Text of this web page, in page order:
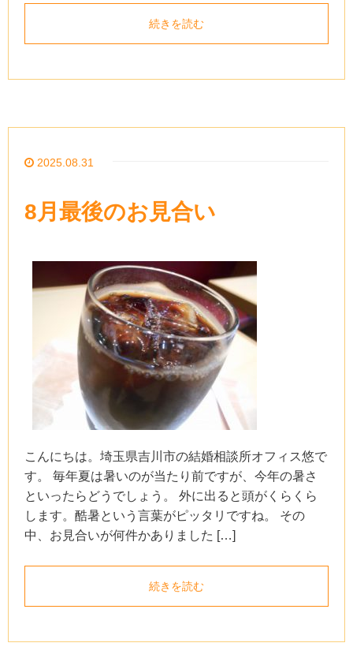
続きを読む
2025.08.31
8月最後のお見合い
こんにちは。埼玉県吉川市の結婚相談所オフィス悠で
す。 毎年夏は暑いのが当たり前ですが、今年の暑さ
といったらどうでしょう。 外に出ると頭がくらくら
します。酷暑という言葉がピッタリですね。 その
中、お見合いが何件かありました […]
続きを読む